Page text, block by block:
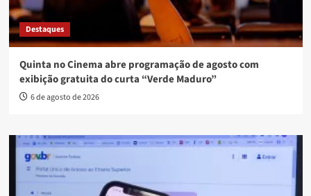
Destaques
Quinta no Cinema abre programação de agosto com
exibição gratuita do curta “Verde Maduro”
6 de agosto de 2026